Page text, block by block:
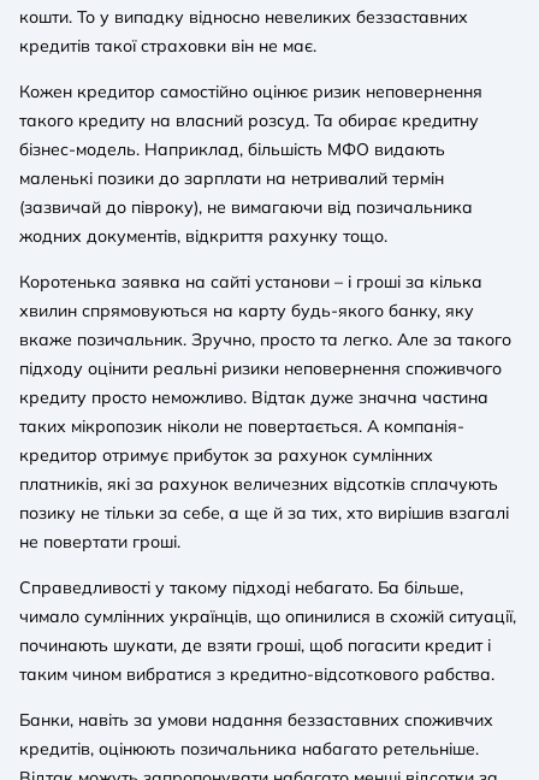
кошти. То у випадку відносно невеликих беззаставних
кредитів такої страховки він не має.
Кожен кредитор самостійно оцінює ризик неповернення
такого кредиту на власний розсуд. Та обирає кредитну
бізнес-модель. Наприклад, більшість МФО видають
маленькі позики до зарплати на нетривалий термін
(зазвичай до півроку), не вимагаючи від позичальника
жодних документів, відкриття рахунку тощо.
Коротенька заявка на сайті установи – і гроші за кілька
хвилин спрямовуються на карту будь-якого банку, яку
вкаже позичальник. Зручно, просто та легко. Але за такого
підходу оцінити реальні ризики неповернення споживчого
кредиту просто неможливо. Відтак дуже значна частина
таких мікропозик ніколи не повертається. А компанія-
кредитор отримує прибуток за рахунок сумлінних
платників, які за рахунок величезних відсотків сплачують
позику не тільки за себе, а ще й за тих, хто вирішив взагалі
не повертати гроші.
Справедливості у такому підході небагато. Ба більше,
чимало сумлінних українців, що опинилися в схожій ситуації,
починають шукати, де взяти гроші, щоб погасити кредит і
таким чином вибратися з кредитно-відсоткового рабства.
Банки, навіть за умови надання беззаставних споживчих
кредитів, оцінюють позичальника набагато ретельніше.